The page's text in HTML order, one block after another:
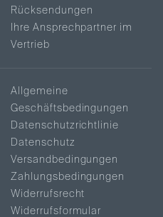
Rücksendungen
Ihre Ansprechpartner im
Vertrieb
Allgemeine
Geschäftsbedingungen
Datenschutzrichtlinie
Datenschutz
Versandbedingungen
Zahlungsbedingungen
Widerrufsrecht
Widerrufsformular